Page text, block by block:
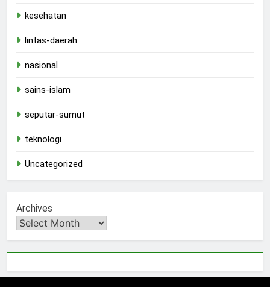
kesehatan
lintas-daerah
nasional
sains-islam
seputar-sumut
teknologi
Uncategorized
Archives